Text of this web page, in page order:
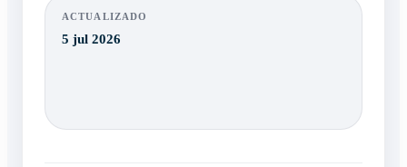
ACTUALIZADO
5 jul 2026